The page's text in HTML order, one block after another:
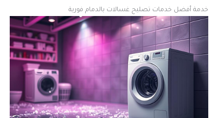
خدمة أفضل خدمات تصليح غسالات بالدمام فورية